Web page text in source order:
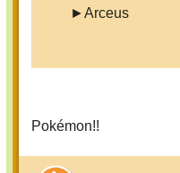
►Arceus
Pokémon!!